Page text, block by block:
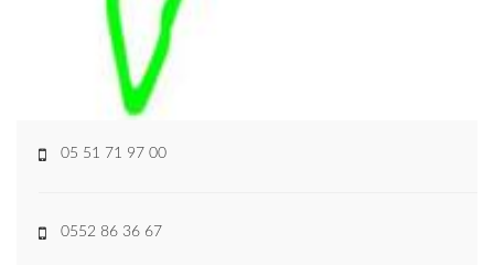
05 51 71 97 00
0552 86 36 67